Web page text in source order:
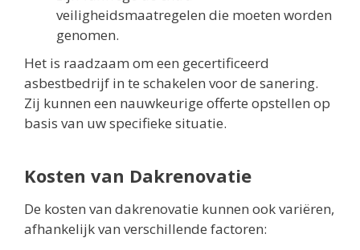
veiligheidsmaatregelen die moeten worden
genomen.
Het is raadzaam om een gecertificeerd
asbestbedrijf in te schakelen voor de sanering.
Zij kunnen een nauwkeurige offerte opstellen op
basis van uw specifieke situatie.
Kosten van Dakrenovatie
De kosten van dakrenovatie kunnen ook variëren,
afhankelijk van verschillende factoren: